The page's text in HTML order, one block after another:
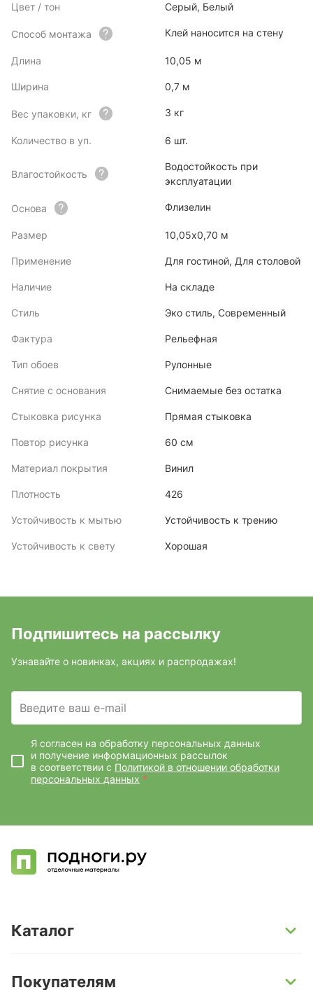
Цвет / тон Серый, Белый
Способ монтажа Клей наносится на стену
Длина 10,05 м
Ширина 0,7 м
Вес упаковки, кг 3 кг
Количество в уп. 6 шт.
Влагостойкость
Водостойкость при
эксплуатации
Основа Флизелин
Размер 10,05х0,70 м
Применение Для гостиной, Для столовой
Наличие На складе
Стиль Эко стиль, Современный
Фактура Рельефная
Тип обоев Рулонные
Снятие с основания Снимаемые без остатка
Стыковка рисунка Прямая стыковка
Повтор рисунка 60 см
Материал покрытия Винил
Плотность 426
Устойчивость к мытью Устойчивость к трению
Устойчивость к свету Хорошая
Подпишитесь на рассылку
Узнавайте о новинках, акциях и распродажах!
Введите ваш e-mail
Я согласен на обработку персональных данных
и получение информационных рассылок
в соответствии с Политикой в отношении обработки
персональных данных *
Каталог
Кварц-винил и LVT-плитка
Покупателям